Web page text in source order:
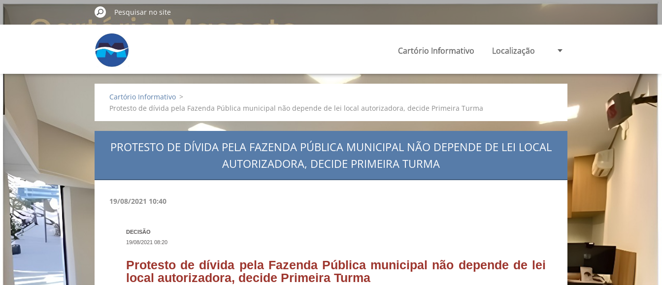
Cartório Informativo Localização
Cartório Informativo >
Protesto de dívida pela Fazenda Pública municipal não depende de lei local autorizadora, decide Primeira Turma
PROTESTO DE DÍVIDA PELA FAZENDA PÚBLICA MUNICIPAL NÃO DEPENDE DE LEI LOCAL
AUTORIZADORA, DECIDE PRIMEIRA TURMA
19/08/2021 10:40
DECISÃO
19/08/2021 08:20
Protesto de dívida pela Fazenda Pública municipal não depende de lei
local autorizadora, decide Primeira Turma